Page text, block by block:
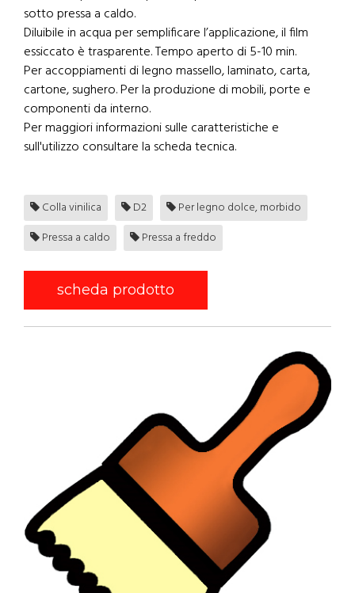
sotto pressa a caldo.
Diluibile in acqua per semplificare l’applicazione, il film
essiccato è trasparente. Tempo aperto di 5-10 min.
Per accoppiamenti di legno massello, laminato, carta,
cartone, sughero. Per la produzione di mobili, porte e
componenti da interno.
Per maggiori informazioni sulle caratteristiche e
sull'utilizzo consultare la scheda tecnica.
Colla vinilica D2
Per legno dolce, morbido
Pressa a caldo
Pressa a freddo
scheda prodotto